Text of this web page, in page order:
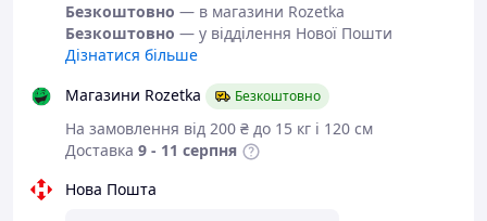
Безкоштовно — в магазини Rozetka
Безкоштовно — у відділення Нової Пошти
Дізнатися більше
Магазини Rozetka
Безкоштовно
На замовлення від 200 ₴ до 15 кг і 120 см
Доставка 9 - 11 серпня
Нова Пошта